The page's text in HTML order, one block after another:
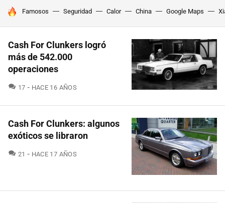
HOY SE HABLA DE
Famosos Seguridad Calor China Google Maps
Cash For Clunkers logró
más de 542.000
operaciones
17 COMENTARIOS
HACE 16 AÑOS
Cash For Clunkers: algunos
exóticos se libraron
21 COMENTARIOS
HACE 17 AÑOS